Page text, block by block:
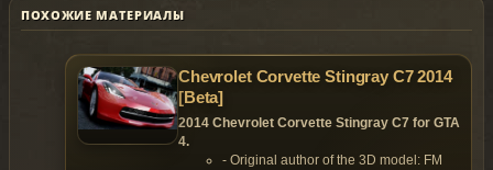
ПОХОЖИЕ МАТЕРИАЛЫ
Chevrolet Corvette Stingray C7 2014
[Beta]
2014 Chevrolet Corvette Stingray C7 for GTA
4.
- Original author of the 3D model: FM